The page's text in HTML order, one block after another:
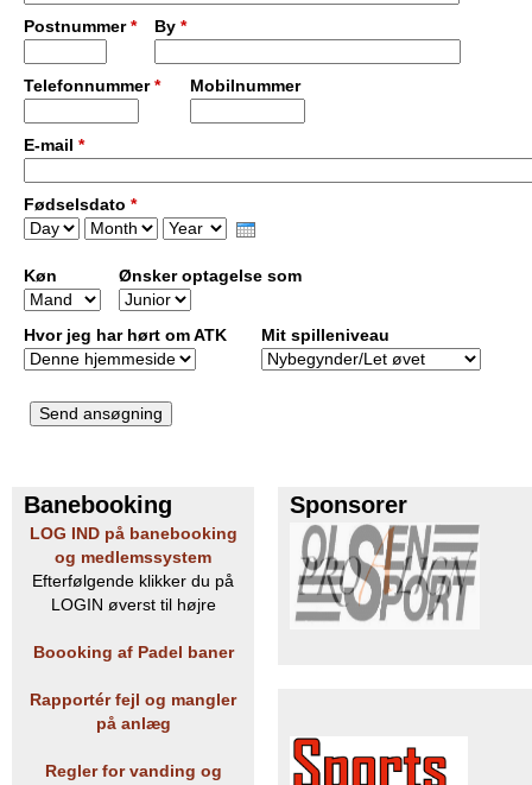
s
K
u
b
Postnummer * By *
Telefonnummer * Mobilnummer
E-mail *
Fødselsdato *
D
y
M
t
Y
a
r
Køn
Mit spilleniveau
Hvor jeg har hørt om ATK
Ønsker optagelse som
Banebooking
LOG IND på banebooking
og medlemssystem
Efterfølgende klikker du på
LOGIN øverst til højre
Boooking af Padel baner
Rapportér fejl og mangler
på anlæg
Regler for vanding og
Sponsorer